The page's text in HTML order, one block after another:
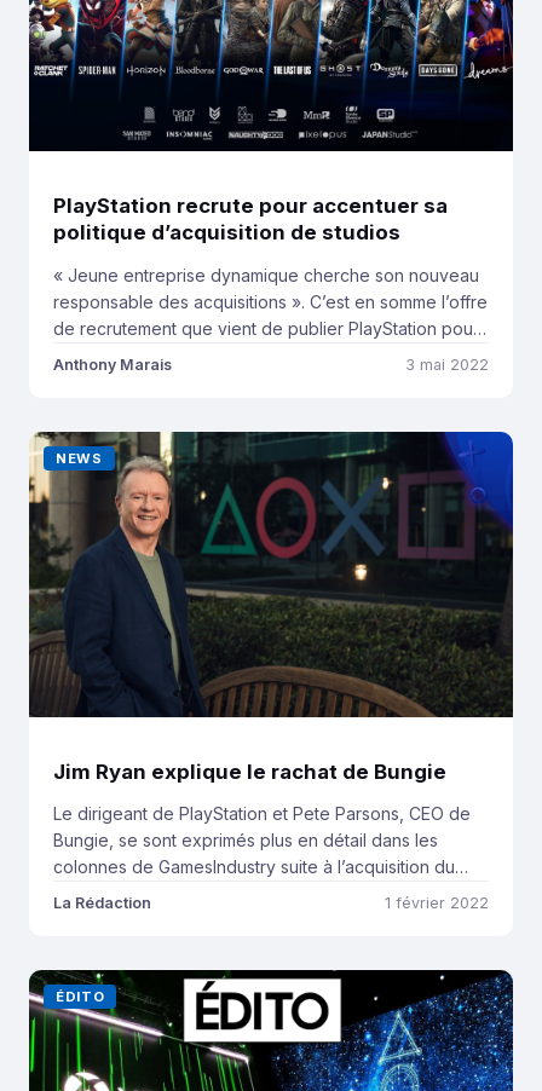
PlayStation recrute pour accentuer sa
politique d’acquisition de studios
« Jeune entreprise dynamique cherche son nouveau
responsable des acquisitions ». C’est en somme l’offre
de recrutement que vient de publier PlayStation pour
un nouveau directeur du développement interne. Une
sur les acquisitions de studios. Bien au […]
Anthony Marais 3 mai 2022
NEWS
Jim Ryan explique le rachat de Bungie
Le dirigeant de PlayStation et Pete Parsons, CEO de
Bungie, se sont exprimés plus en détail dans les
colonnes de GamesIndustry suite à l’acquisition du
studio. Et Jim Ryan prévient : PlayStation ne s’arrêtera
Entertainment en […]
La Rédaction 1 février 2022
ÉDITO